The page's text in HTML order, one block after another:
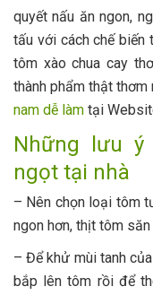
quyết nấu ăn ngon,
tấu với cách chế biến
tôm xào chua cay
thành phẩm thật
nam dễ làm tại
Những lưu
ngọt tại nhà
– Nên chọn loại tôm
ngon hơn, thịt tôm
– Để khử mùi tanh
bắp lên tôm rồi để